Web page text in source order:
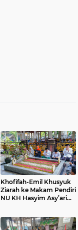
Khofifah-Emil Khusyuk
Ziarah ke Makam Pendiri
NU KH Hasyim Asy’ari